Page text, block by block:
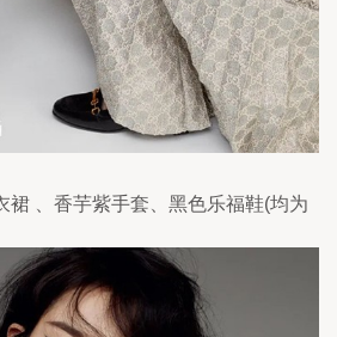
裙 、香芋紫手套、黑色乐福鞋(均为